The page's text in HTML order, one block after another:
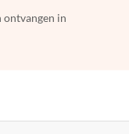
ontvangen in